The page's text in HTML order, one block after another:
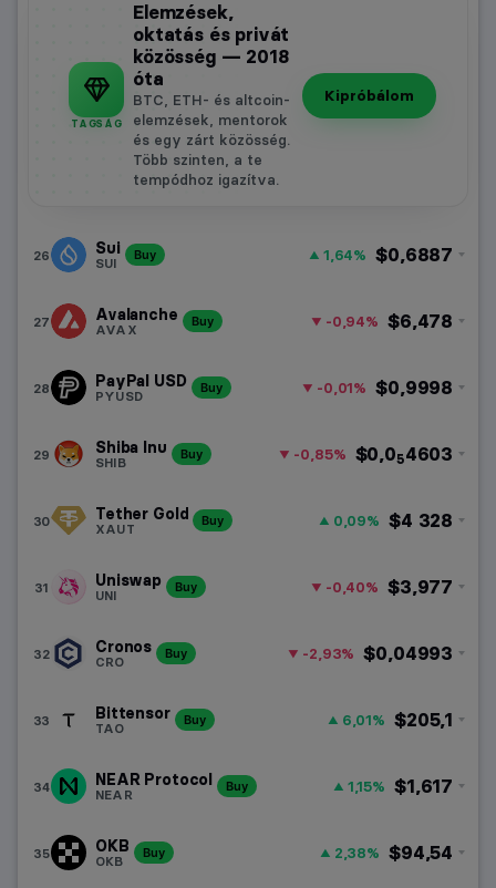
TAGSÁG
Elemzések,
oktatás és privát
közösség — 2018
óta
BTC, ETH- és altcoin-
elemzések, mentorok
és egy zárt közösség.
Több szinten, a te
tempódhoz igazítva.
Kipróbálom
26 Sui
SUI
Buy $0,6887
1,64%
27 Avalanche
AVAX
Buy $6,478
-0,94%
28 PayPal USD
PYUSD
Buy $0,9998
-0,01%
29 Shiba Inu
SHIB
Buy $0,054603
-0,85%
30 Tether Gold
XAUT
Buy $4 328
0,09%
31 Uniswap
UNI
Buy $3,977
-0,40%
32 Cronos
CRO
Buy $0,04993
-2,93%
33 Bittensor
TAO
Buy $205,1
6,01%
34 NEAR Protocol
NEAR
Buy $1,617
1,15%
35 OKB
OKB
Buy $94,54
2,38%